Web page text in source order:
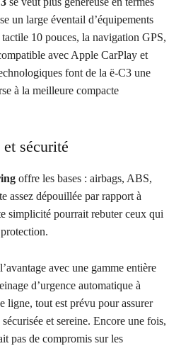
un large éventail d’équipements
10 pouces, la navigation GPS,
avec Apple CarPlay et
font de la ë-C3 une
à la meilleure compacte
sécurité
offre les bases : airbags, ABS,
assez dépouillée par rapport à
simplicité pourrait rebuter ceux qui
avec une gamme entière
d’urgence automatique à
ligne, tout est prévu pour assurer
et sereine. Encore une fois,
pas de compromis sur les